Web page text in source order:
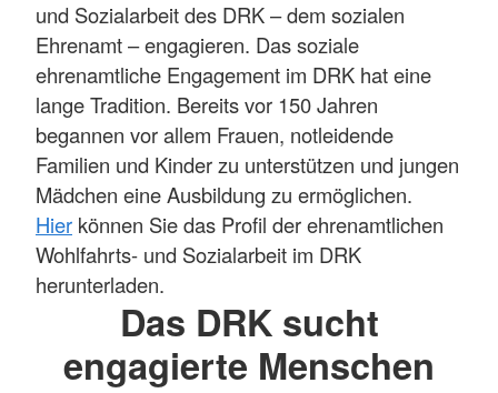
und Sozialarbeit des DRK – dem sozialen
Ehrenamt – engagieren. Das soziale
ehrenamtliche Engagement im DRK hat eine
lange Tradition. Bereits vor 150 Jahren
begannen vor allem Frauen, notleidende
Familien und Kinder zu unterstützen und jungen
Mädchen eine Ausbildung zu ermöglichen.
Hier können Sie das Profil der ehrenamtlichen
Wohlfahrts- und Sozialarbeit im DRK
herunterladen.
Das DRK sucht
engagierte Menschen